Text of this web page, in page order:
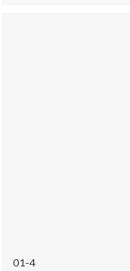
01-4